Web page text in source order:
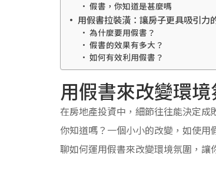
假書，你知道是甚麼嗎
用假書拉裝潢：讓房子更具吸引力
為什麼要用假書？
假書的效果有多大？
如何有效利用假書？
用假書來改變環境
在房地產投資中，細節往往能決定成
你知道嗎？一個小小的改變，如使
聊如何運用假書來改變環境氛圍，讓